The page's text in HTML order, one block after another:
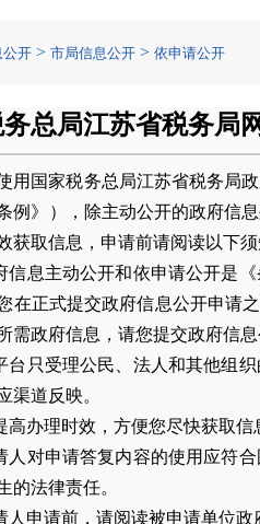
公开 > 市局信息公开 > 依申请公开
务总局江苏省税务局
用国家税务总局江苏省税务局
例》），除主动公开的政府信
获取信息，申请前请阅读以下须
信息主动公开和依申请公开是
在正式提交政府信息公开申请
需政府信息，请您提交政府信息
台只受理公民、法人和其他组
渠道反映。
高办理时效，方便您尽快获取信
人对申请答复内容的使用应符
的法律责任。
人申请前，请阅读被申请单位政